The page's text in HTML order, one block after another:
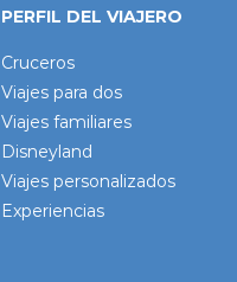
PERFIL DEL VIAJERO
Cruceros
Viajes para dos
Viajes familiares
Disneyland
Viajes personalizados
Experiencias